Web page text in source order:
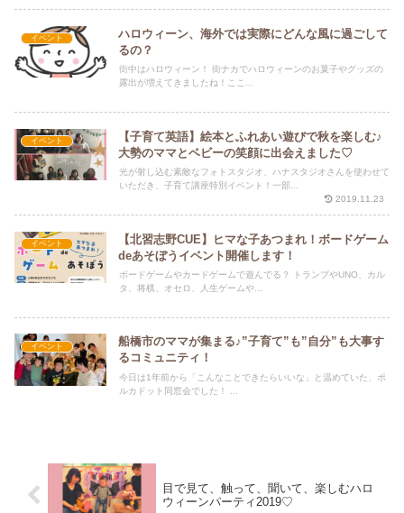
イベント
ハロウィーン、海外では実際にどんな風に過ごして
るの？
街中はハロウィーン！ 街ナカでハロウィーンのお菓子やグッズの
露出が増えてきましたね！ここ...
イベント
【子育て英語】絵本とふれあい遊びで秋を楽しむ♪
大勢のママとベビーの笑顔に出会えました♡
光が射し込む素敵なフォトスタジオ、ハナスタジオさんを使わせて
いただき、子育て講座特別イベント！一部...
2019.11.23
イベント
【北習志野CUE】ヒマな子あつまれ！ボードゲーム
deあそぼうイベント開催します！
ボードゲームやカードゲームで遊んでる？ トランプやUNO、カル
タ、将棋、オセロ、人生ゲームや...
イベント
船橋市のママが集まる♪”子育て”も”自分”も大事す
るコミュニティ！
今日は1年前から「こんなことできたらいいな」と温めていた、ポ
目で見て、触って、聞いて、楽しむハロ
ウィーンパーティ2019♡